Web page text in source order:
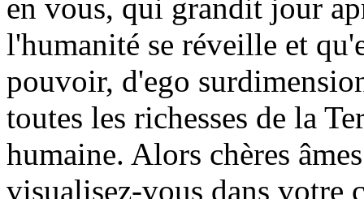
en vous, qui grandit jour
l'humanité se réveille et
pouvoir, d'ego
toutes les richesses de la
humaine. Alors chères
visualisez-vous dans